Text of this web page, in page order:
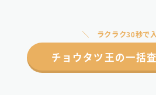
ラクラク30秒で
チョウタツ王の一括